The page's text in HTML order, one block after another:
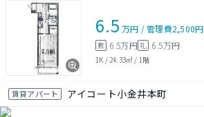
6.5 万円 /管理費2,500円
敷 6.5万円礼 6.5万円
1K / 24.33㎡ / 1階
賃貸アパート アイコート小金井本町